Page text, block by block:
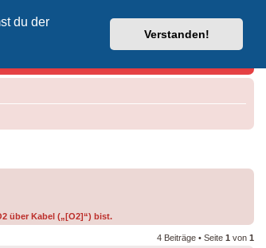
du der
Verstanden!
Vodafone-Kabel-Helpdesk
über Kabel („[O2]“) bist.
4 Beiträge • Seite 1 von 1